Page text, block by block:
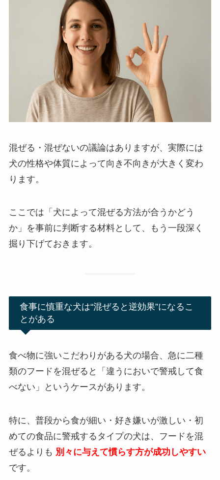
混ぜる・混ぜないの議論はありますが、実際には
犬の性格や体質によって向き不向きが大きく変わ
ります。
ここでは「犬によって混ぜる方法が合うかどう
か」を事前に判断する材料として、もう一段深く
掘り下げておきます。
食事に慎重な犬は“混ぜると逆効果”になるこ
とがある
食べ物に強いこだわりがある犬の場合、急に二種
類のフードを混ぜると「違うにおいで警戒して食
べない」というケースがあります。
特に、普段から食が細い・好き嫌いが激しい・初
めての食品に警戒するタイプの犬は、フードを混
ぜるよりも 別々に与えて慣らす方が成功しやすい
です。